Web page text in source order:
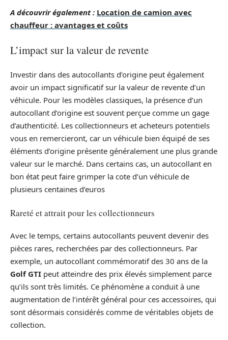
A découvrir également : Location de camion avec
chauffeur : avantages et coûts
L’impact sur la valeur de revente
Investir dans des autocollants d’origine peut également
avoir un impact significatif sur la valeur de revente d’un
véhicule. Pour les modèles classiques, la présence d’un
autocollant d’origine est souvent perçue comme un gage
d’authenticité. Les collectionneurs et acheteurs potentiels
vous en remercieront, car un véhicule bien équipé de ses
éléments d’origine présente généralement une plus grande
valeur sur le marché. Dans certains cas, un autocollant en
bon état peut faire grimper la cote d’un véhicule de
plusieurs centaines d’euros
Rareté et attrait pour les collectionneurs
Avec le temps, certains autocollants peuvent devenir des
pièces rares, recherchées par des collectionneurs. Par
exemple, un autocollant commémoratif des 30 ans de la
Golf GTI peut atteindre des prix élevés simplement parce
qu’ils sont très limités. Ce phénomène a conduit à une
augmentation de l’intérêt général pour ces accessoires, qui
sont désormais considérés comme de véritables objets de
collection.